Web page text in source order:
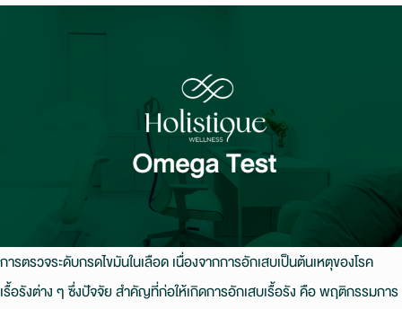
การตรวจระดับกรดไขมันในเลือด เนื่องจากการอักเสบเป็นต้นเหตุของโรค
เรื้อรังต่าง ๆ ซึ่งปัจจัย สําคัญที่ก่อให้เกิดการอักเสบเรื้อรัง คือ พฤติกรรมการ